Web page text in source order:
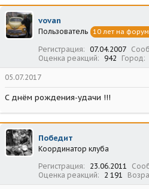
vovan
Пользователь 10 лет на
Регистрация 07.04.2007
Оценка реакций
942 Город
05.07.2017
С днём рождения-удачи !!!
Победит
Координатор клуба
Регистрация
23.06.2011
Оценка реакций
2 191